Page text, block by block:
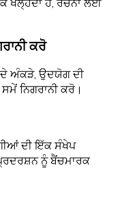
ਖੋਲ੍ਹਦਾ ਹੈ, ਰਚਨਾ ਲਈ
ਕਰੋ
ਅੰਕੜੇ, ਉਦਯੋਗ ਦੀ
ਨਿਗਰਾਨੀ ਕਰੋ।
ਦੀ ਇੱਕ ਸੰਖੇਪ
ਨੂੰ ਬੈਂਚਮਾਰਕ